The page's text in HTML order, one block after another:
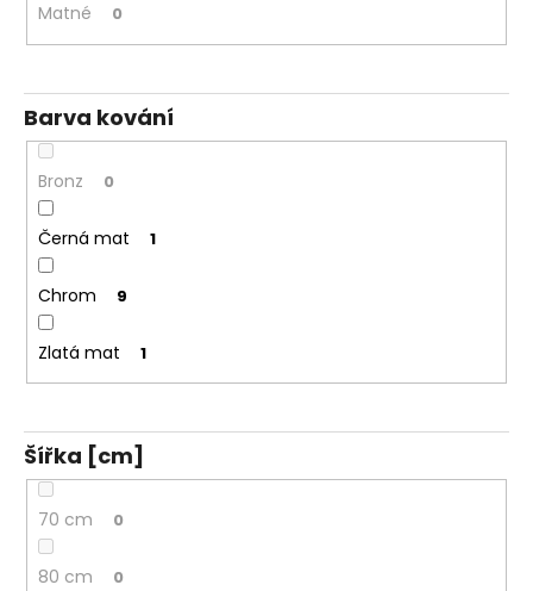
Matné 0
Barva kování
Bronz 0
Černá mat 1
Chrom 9
Zlatá mat 1
Šířka [cm]
70 cm 0
80 cm 0